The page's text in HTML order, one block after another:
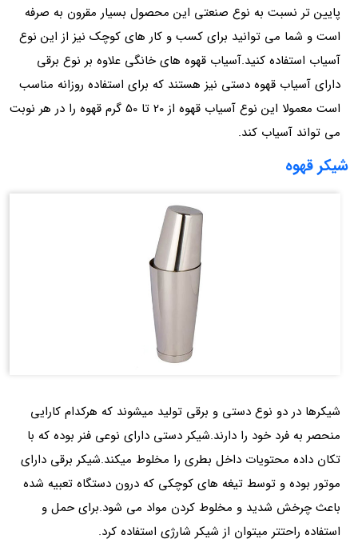
پایین تر نسبت به نوع صنعتی این محصول بسیار مقرون به صرفه
است و شما می توانید برای کسب و کار های کوچک نیز از این نوع
آسیاب استفاده کنید.آسیاب قهوه های خانگی علاوه بر نوع برقی
دارای آسیاب قهوه دستی نیز هستند که برای استفاده روزانه مناسب
است معمولا این نوع آسیاب قهوه از 20 تا 50 گرم قهوه را در هر نوبت
می تواند آسیاب کند.
شیکر قهوه
شیکرها در دو نوع دستی و برقی تولید میشوند که هرکدام کارایی
منحصر به فرد خود را دارند.شیکر دستی دارای نوعی فنر بوده که با
تکان داده محتویات داخل بطری را مخلوط میکند.شیکر برقی دارای
موتور بوده و توسط تیغه های کوچکی که درون دستگاه تعبیه شده
باعث چرخش شدید و مخلوط کردن مواد می شود.برای حمل و
استفاده راحتتر میتوان از شیکر شارژی استفاده کرد.